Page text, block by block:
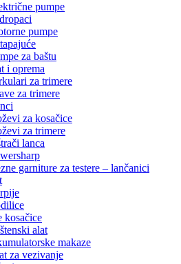
pumpe
pumpe
za baštu
i oprema
za trimere
za trimere
za kosačice
za trimere
lanca
garniture za testere – lančanici
kosačice
alat
makaze
za vezivanje